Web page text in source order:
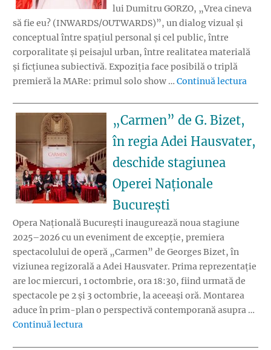
lui Dumitru GORZO, „Vrea cineva
să fie eu? (INWARDS/OUTWARDS)”, un dialog vizual și
conceptual între spațiul personal și cel public, între
corporalitate și peisajul urban, între realitatea materială
și ficțiunea subiectivă. Expoziția face posibilă o triplă
premieră la MARe: primul solo show … Continuă lectura
„Carmen” de G. Bizet,
în regia Adei Hausvater,
deschide stagiunea
Operei Naționale
București
Opera Națională București inaugurează noua stagiune
2025–2026 cu un eveniment de excepție, premiera
spectacolului de operă „Carmen” de Georges Bizet, în
viziunea regizorală a Adei Hausvater. Prima reprezentație
are loc miercuri, 1 octombrie, ora 18:30, fiind urmată de
spectacole pe 2 și 3 octombrie, la aceeași oră. Montarea
aduce în prim-plan o perspectivă contemporană asupra …
Continuă lectura